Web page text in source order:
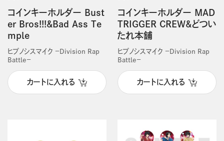
コインキーホルダー Bust
er Bros!!!&Bad Ass Te
mple
ヒプノシスマイク －Division Rap
Battle－
カートに入れる
コインキーホルダー MAD
TRIGGER CREW&どつい
たれ本舗
ヒプノシスマイク －Division Rap
Battle－
カートに入れる